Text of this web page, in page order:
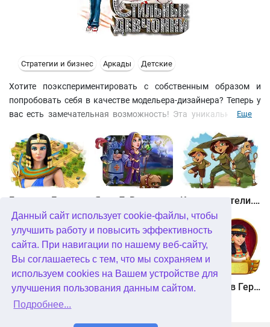
Данный сайт использует cookie-файлы, чтобы
улучшить работу и повысить эффективность
сайта. При навигации по нашему веб-сайту,
Вы соглашаетесь с тем, что мы сохраняем и
используем cookies на Вашем устройстве для
улучшения пользования данным сайтом.
Подробнее...
Стратегии и бизнес Аркады Детские
Хотите поэкспериментировать с собственным образом и
попробовать себя в качестве модельера-дизайнера? Теперь у
вас есть замечательная возможность! Эта уникальная игра
одежды, украшений и прически для любой ситуации. Вас ждет
бесчисленное множество нарядов, туфелек и ювелирных
изысков, а также увлекательные мини-игры. Отыщите идеал!
Еще
Кладоискатели. Камень души
Кладоискатели. Снежная королева. Коллекционное издание Алисия Квотермейн 3. Тайна пылающего золота. Коллекционное издание 12 подвигов Геракла. Как я встретил Мегару. Коллекционное издание